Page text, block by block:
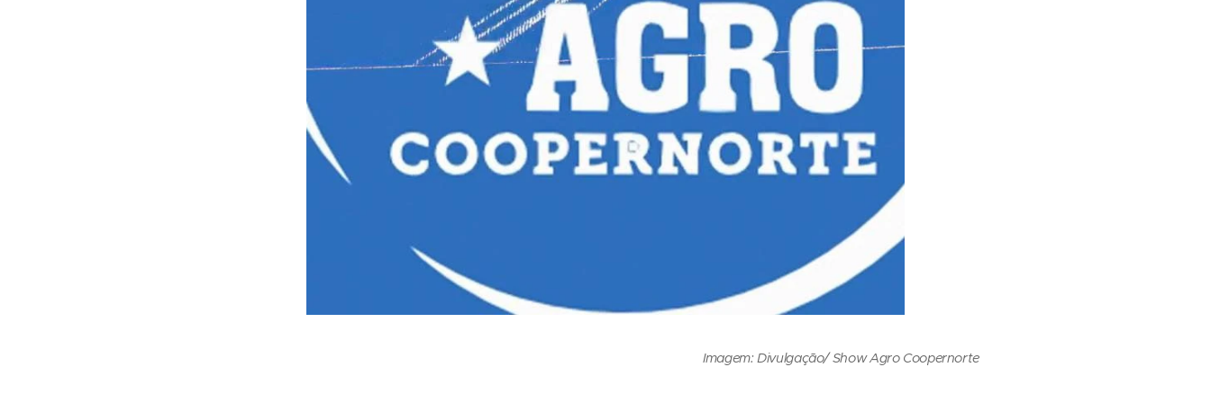
Imagem: Divulgação/ Show Agro Coopernorte